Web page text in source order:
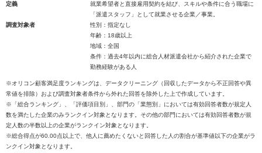
定義
就業希望者と直接雇用契約を結び、スキルや条件に合う職場に
「派遣スタッフ」として就業させる企業／事業。
調査対象者
性別：指定なし
年齢：18歳以上
地域：全国
条件：過去4年以内に総合人材派遣会社から紹介された企業で
勤務経験がある人
※オリコン顧客満足度ランキングは、データクリーニング（回収したデータから不正回答や異
常値を排除）および調査対象者条件から外れた回答を除外した上で作成しています。
※「総合ランキング」、「評価項目別」、部門の「業態別」においては有効回答者数が規定人
数を満たした企業のみランクイン対象となります。その他の部門においては有効回答者数が規
定人数の半数以上の企業がランクイン対象となります。
※総合得点が60.00点以上で、他人に薦めたくないと回答した人の割合が基準値以下の企業がラ
ンクイン対象となります。